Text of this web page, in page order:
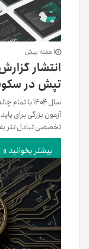
1 هفته پیش
تپش در
سال ۱۴۰۴
آزمون بزرگی برای
تخصصی تبادل تتر به
بیشتر بخوانید »